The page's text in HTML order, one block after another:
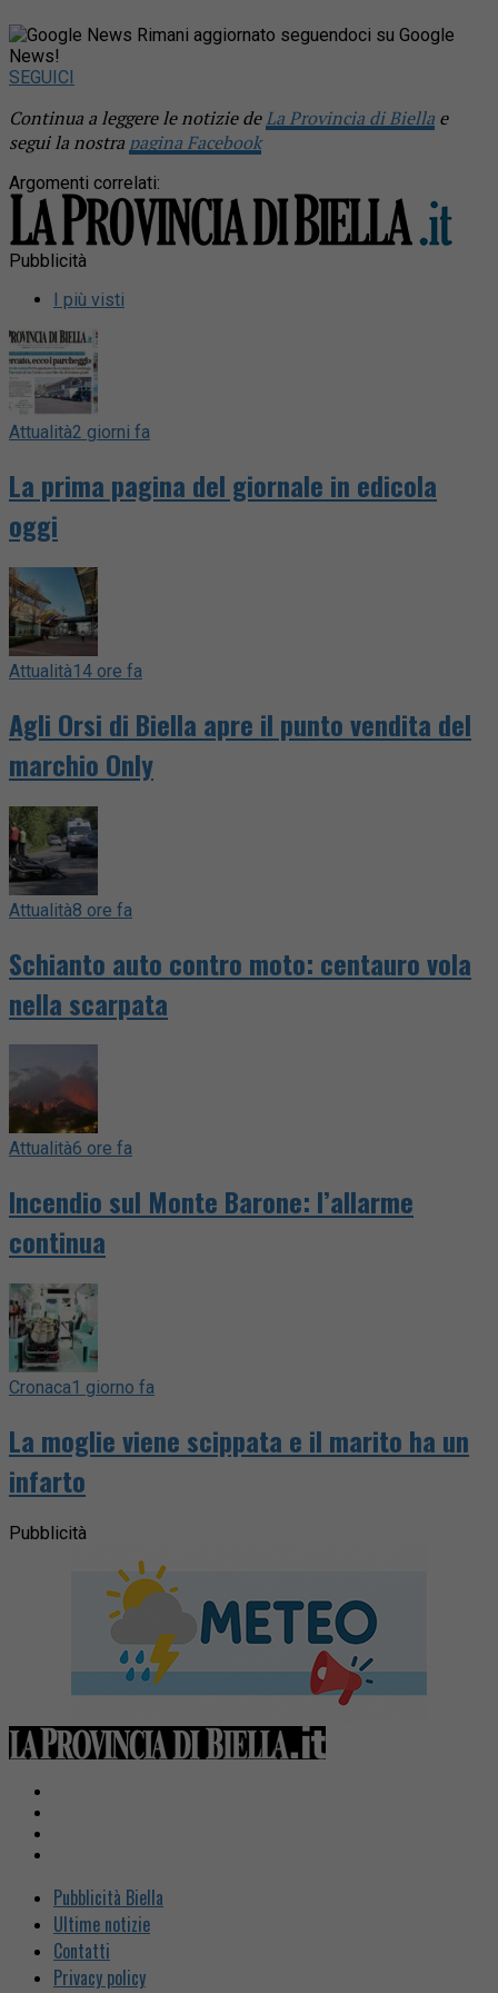
Rimani aggiornato seguendoci su Google
News!
SEGUICI
Continua a leggere le notizie deLa Provincia di Biella e
segui la nostra pagina Facebook
Argomenti correlati:
Pubblicità
I più visti
Attualità2 giorni fa
La prima pagina del giornale in edicola
oggi
Attualità14 ore fa
Agli Orsi di Biella apre il punto vendita del
marchio Only
Attualità8 ore fa
Schianto auto contro moto: centauro vola
nella scarpata
Attualità6 ore fa
Incendio sul Monte Barone: l’allarme
continua
Cronaca1 giorno fa
La moglie viene scippata e il marito ha un
infarto
Pubblicità
Pubblicità Biella
Ultime notizie
Contatti
Privacy policy